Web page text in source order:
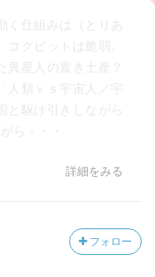
く仕組みは（とりあ
コクピットは脆弱。
異星人の置き土産？
人類ｖｓ宇宙人／宇
と駆け引きしながら
ら・・・
詳細をみる
フォロー